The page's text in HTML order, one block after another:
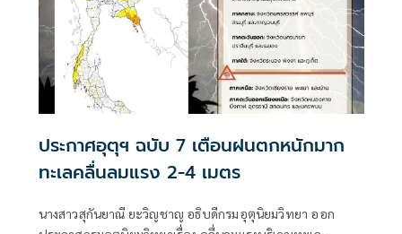
ประกาศอุตุฯ ฉบับ 7 เตือนฝนตกหนักมาก
ทะเลคลื่นลมแรง 2-4 เมตร
นางสาวสุกันยาณี ยะวิญชาญ อธิบดีกรมอุตุนิยมวิทยา ออก